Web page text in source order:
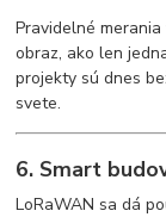
Pravidelné
obraz, ako len
projekty sú dnes
svete.
6. Smart
LoRaWAN sa dá